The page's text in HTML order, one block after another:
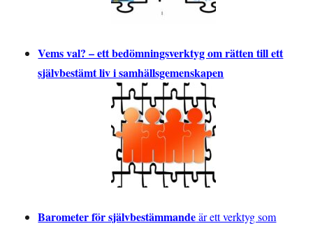
Vems val? – ett bedömningsverktyg om rätten till ett
självbestämt liv i samhällsgemenskapen
Barometer för självbestämmandeär ett verktyg som